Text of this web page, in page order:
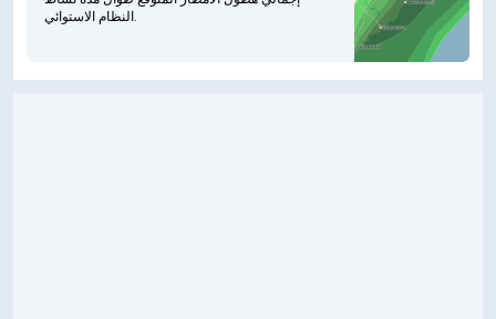
النظام الاستوائي.